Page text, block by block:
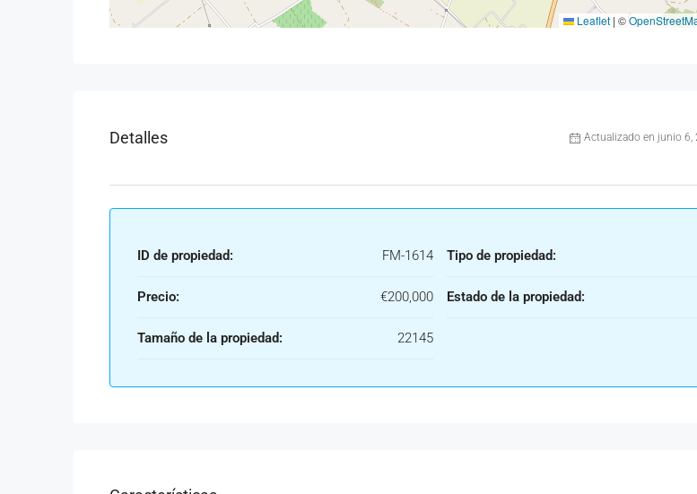
Leaflet | ©
Detalles Actualizado en junio 6,
ID de propiedad: FM-1614
Precio: €200,000
Tamaño de la propiedad: 22145
Tipo de propiedad:
Estado de la propiedad: